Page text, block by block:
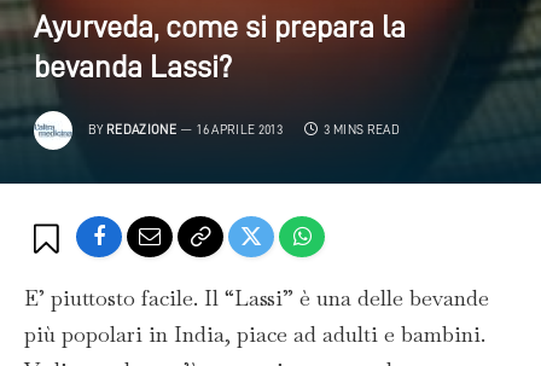
Ayurveda, come si prepara la
bevanda Lassi?
BY REDAZIONE 16 APRILE 2013 3 MINS READ
E’ piuttosto facile. Il “Lassi” è una delle bevande
più popolari in India, piace ad adulti e bambini.